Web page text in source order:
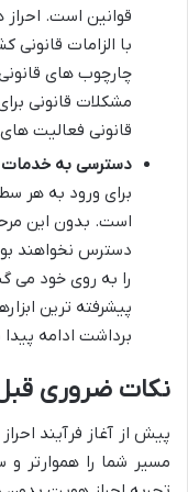
قوانین است.
با الزامات
چارچوب های قانونی
مشکلات قانونی
قانونی فعالیت
دسترسی به خدمات
برای ورود به هر
است. بدون این
دسترس نخواهند
را به روی خود می
پیشرفته ترین
برداشت ادامه
نکات ضروری
پیش از آغاز فرآیند
مسیر شما را هموارتر